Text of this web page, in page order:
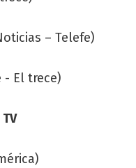
– Telefe)
- El trece)